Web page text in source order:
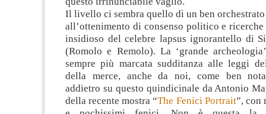
Il livello ci sembra quello di un ben
all’ottenimento di consenso politico e
insidioso del celebre lapsus ignorantello di
(Romolo e Remolo). La ‘grande
sempre più marcata sudditanza alle leggi
della merce, anche da noi, come ben
addietro su questo quindicinale da Antonio
della recente mostra “The Fenici Portrait”, con